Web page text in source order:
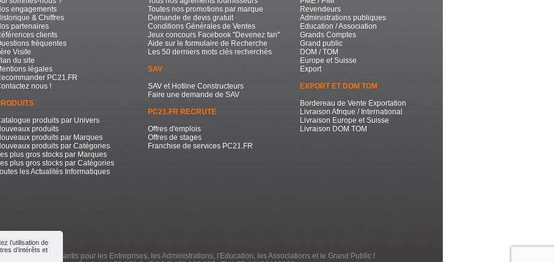
l’utilisation de
d’intérêts et
engagements
& Chiffres
partenaires
clients
fréquentes
Visite
du site
légales
PC21.FR
nous !
produits par Univers
produits
produits par Marques
produits par Catégories
plus gros stocks par Marques
plus gros stocks par Catégories
les Actualités Informatiques
Toutes nos promotions par marque
Demande de devis gratuit
Conditions Générales de Ventes
Jeux concours Facebook "Devenez fan"
Aide sur le formulaire de Recherche
Les 50 derniers mots clés recherchés
SAV
SAV et Hotline Constructeurs
Faire une demande de SAV
PC21.FR RECRUTE
Offres d'emplois
Offres de stages
Franchise de services PC21.FR
Revendeurs
Administrations publiques
Education / Association
Grands Comptes
Grand public
DOM / TOM
Europe et Suisse
Export
EXPORT ET DOM TOM
Bordereau de Vente Exportation
Livraison Afrique / International
Livraison Europe et Suisse
Livraison DOM TOM
à Prix Bas Garantis pour les Entreprises, les Administrations, l'Education, les Associations et le Grand Public !